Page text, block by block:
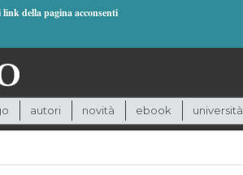
della pagina acconsenti
autori novità ebook università